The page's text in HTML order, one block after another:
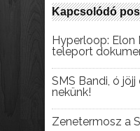
Kapcsolódó
Hyperloop: Elon
teleport
SMS Bandi, ó
nekünk!
Zenetermosz a